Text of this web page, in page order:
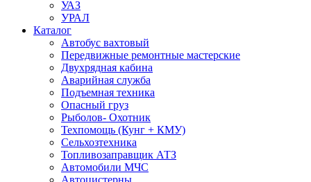
УАЗ
УРАЛ
Каталог
Автобус вахтовый
Передвижные ремонтные мастерские
Двухрядная кабина
Аварийная служба
Подъемная техника
Опасный груз
Рыболов- Охотник
Техпомощь (Кунг + КМУ)
Сельхозтехника
Топливозаправщик АТЗ
Автомобили МЧС
Автоцистерны